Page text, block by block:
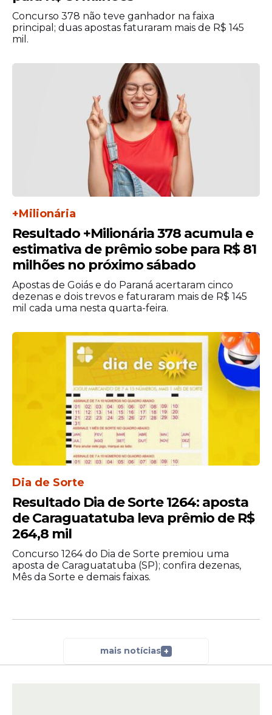
Os ganhadores devem observar
atentamente os prazos e regras para o
resgate dos prêmios. Valores líquidos de
até R$ 1.581,44 permitem a retirada em
qualquer unidade lotérica credenciada.
Prêmios acima desse patamar exigem que
o beneficiário compareça a uma agência
da Caixa EconômicaFederalpara realizar o
saque. O prazo de validade para a retirada
do dinheiro encerra 90 dias após a data da
realização do sorteio oficial no Espaço da
Sorte.
tempo real permitem que o público
acompanhe cada etapa da definição das
colunas. Para o próximo evento, a
estrutura de fiscalização segue o mesmo
rigor, assegurando que todos os
participantes concorram ao prêmio
acumulado com segurança. A conferência
minuciosa de cada coluna sorteada nesta
segunda-feira continua sendo a orientação
um bilhete físico ou digital em mãos.
Concurso 378 não teve ganhador na faixa
principal; duas apostas faturaram mais de R$ 145
mil.
+Milionária
Resultado +Milionária 378 acumula e
estimativa de prêmio sobe para R$ 81
milhões no próximo sábado
Apostas de Goiás e do Paraná acertaram cinco
dezenas e dois trevos e faturaram mais de R$ 145
mil cada uma nesta quarta-feira.
Dia de Sorte
Resultado Dia de Sorte 1264: aposta
de Caraguatatuba leva prêmio de R$
264,8 mil
Concurso 1264 do Dia de Sorte premiou uma
aposta de Caraguatatuba (SP); confira dezenas,
Mês da Sorte e demais faixas.
mais notícias +